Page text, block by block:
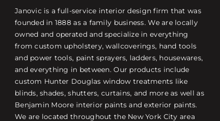
Janovic is a full-service interior design firm that was
founded in 1888 as a family business. We are locally
owned and operated and specialize in everything
from custom upholstery, wallcoverings, hand tools
and power tools, paint sprayers, ladders, housewares,
and everything in between. Our products include
custom Hunter Douglas window treatments like
blinds, shades, shutters, curtains, and more as well as
Benjamin Moore interior paints and exterior paints.
We are located throughout the New York City area